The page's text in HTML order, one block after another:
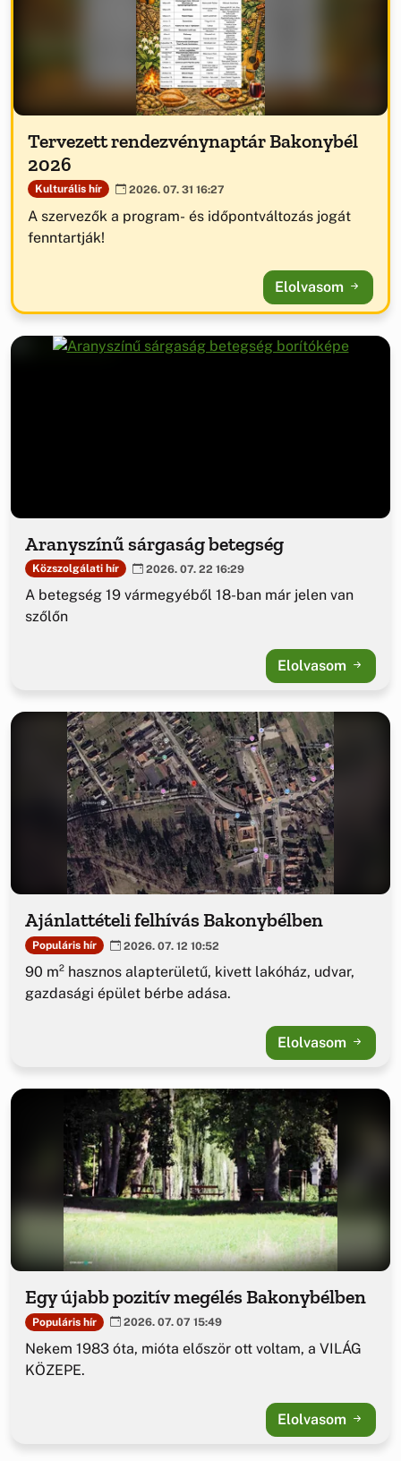
Tervezett rendezvénynaptár Bakonybél
2026
Kulturális hír 2026. 07. 31 16:27
A szervezők a program- és időpontváltozás jogát
fenntartják!
Elolvasom
Aranyszínű sárgaság betegség
Közszolgálati hír 2026. 07. 22 16:29
A betegség 19 vármegyéből 18-ban már jelen van
szőlőn
Elolvasom
Ajánlattételi felhívás Bakonybélben
Populáris hír 2026. 07. 12 10:52
90 m² hasznos alapterületű, kivett lakóház, udvar,
gazdasági épület bérbe adása.
Elolvasom
Egy újabb pozitív megélés Bakonybélben
Populáris hír 2026. 07. 07 15:49
Nekem 1983 óta, mióta először ott voltam, a VILÁG
KÖZEPE.
Elolvasom